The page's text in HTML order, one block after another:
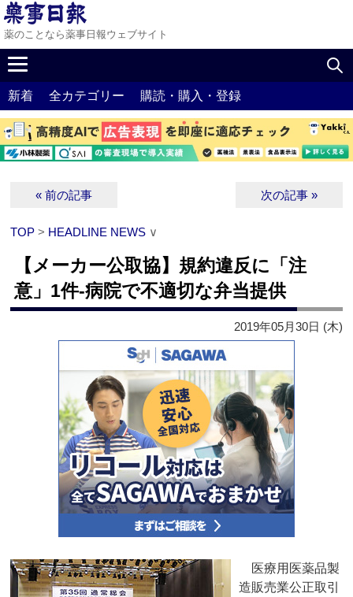
薬のことなら薬事日報ウェブサイト
新着 全カテゴリー 購読・購入・登録
« 前の記事 次の記事 »
TOP > HEADLINE NEWS ∨
【メーカー公取協】規約違反に「注
意」1件‐病院で不適切な弁当提供
2019年05月30日 (木)
医療用医薬品製
造販売業公正取引